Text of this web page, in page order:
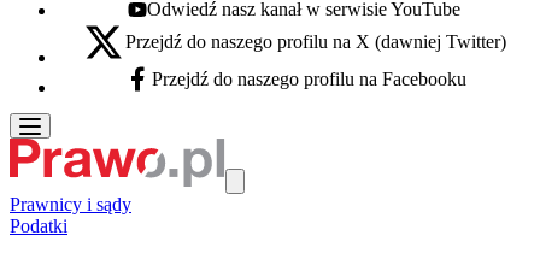
Youtube - otwiera się w nowej karcie
Odwiedź nasz kanał w serwisie YouTube
X - otwiera się w nowej karcie
Przejdź do naszego profilu na X (dawniej Twitter)
Facebook - otwiera się w nowej karcie
Przejdź do naszego profilu na Facebooku
Prawnicy i sądy
Podatki